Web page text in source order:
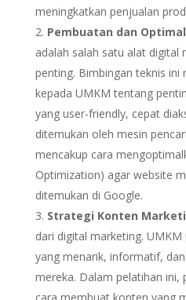
meningkatkan penjualan
Pembuatan dan
adalah salah satu alat digital
penting. Bimbingan teknis
kepada UMKM tentang
yang user-friendly, cepat
ditemukan oleh mesin
mencakup cara
Optimization) agar website
ditemukan di Google.
Strategi Konten
dari digital marketing.
yang menarik, informatif,
mereka. Dalam pelatihan ini,